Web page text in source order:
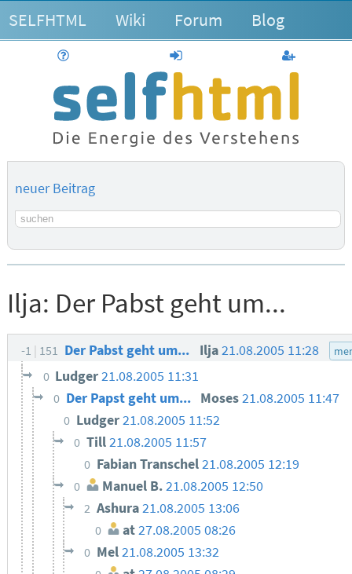
SELFHTML Wiki Forum Blog
anmelden
neuer Beitrag
Suchbegriff
Ilja: Der Pabst geht um...
-1 151 Der Pabst geht um... Ilja21.08.2005 11:28
0 Ludger21.08.2005 11:31
0 Der Papst geht um... Moses21.08.2005 11:47
0 Ludger21.08.2005 11:52
0 Till21.08.2005 11:57
0 Fabian Transchel21.08.2005 12:19
0 Manuel B.21.08.2005 12:50
2 Ashura21.08.2005 13:06
0 at27.08.2005 08:26
0 Mel21.08.2005 13:32